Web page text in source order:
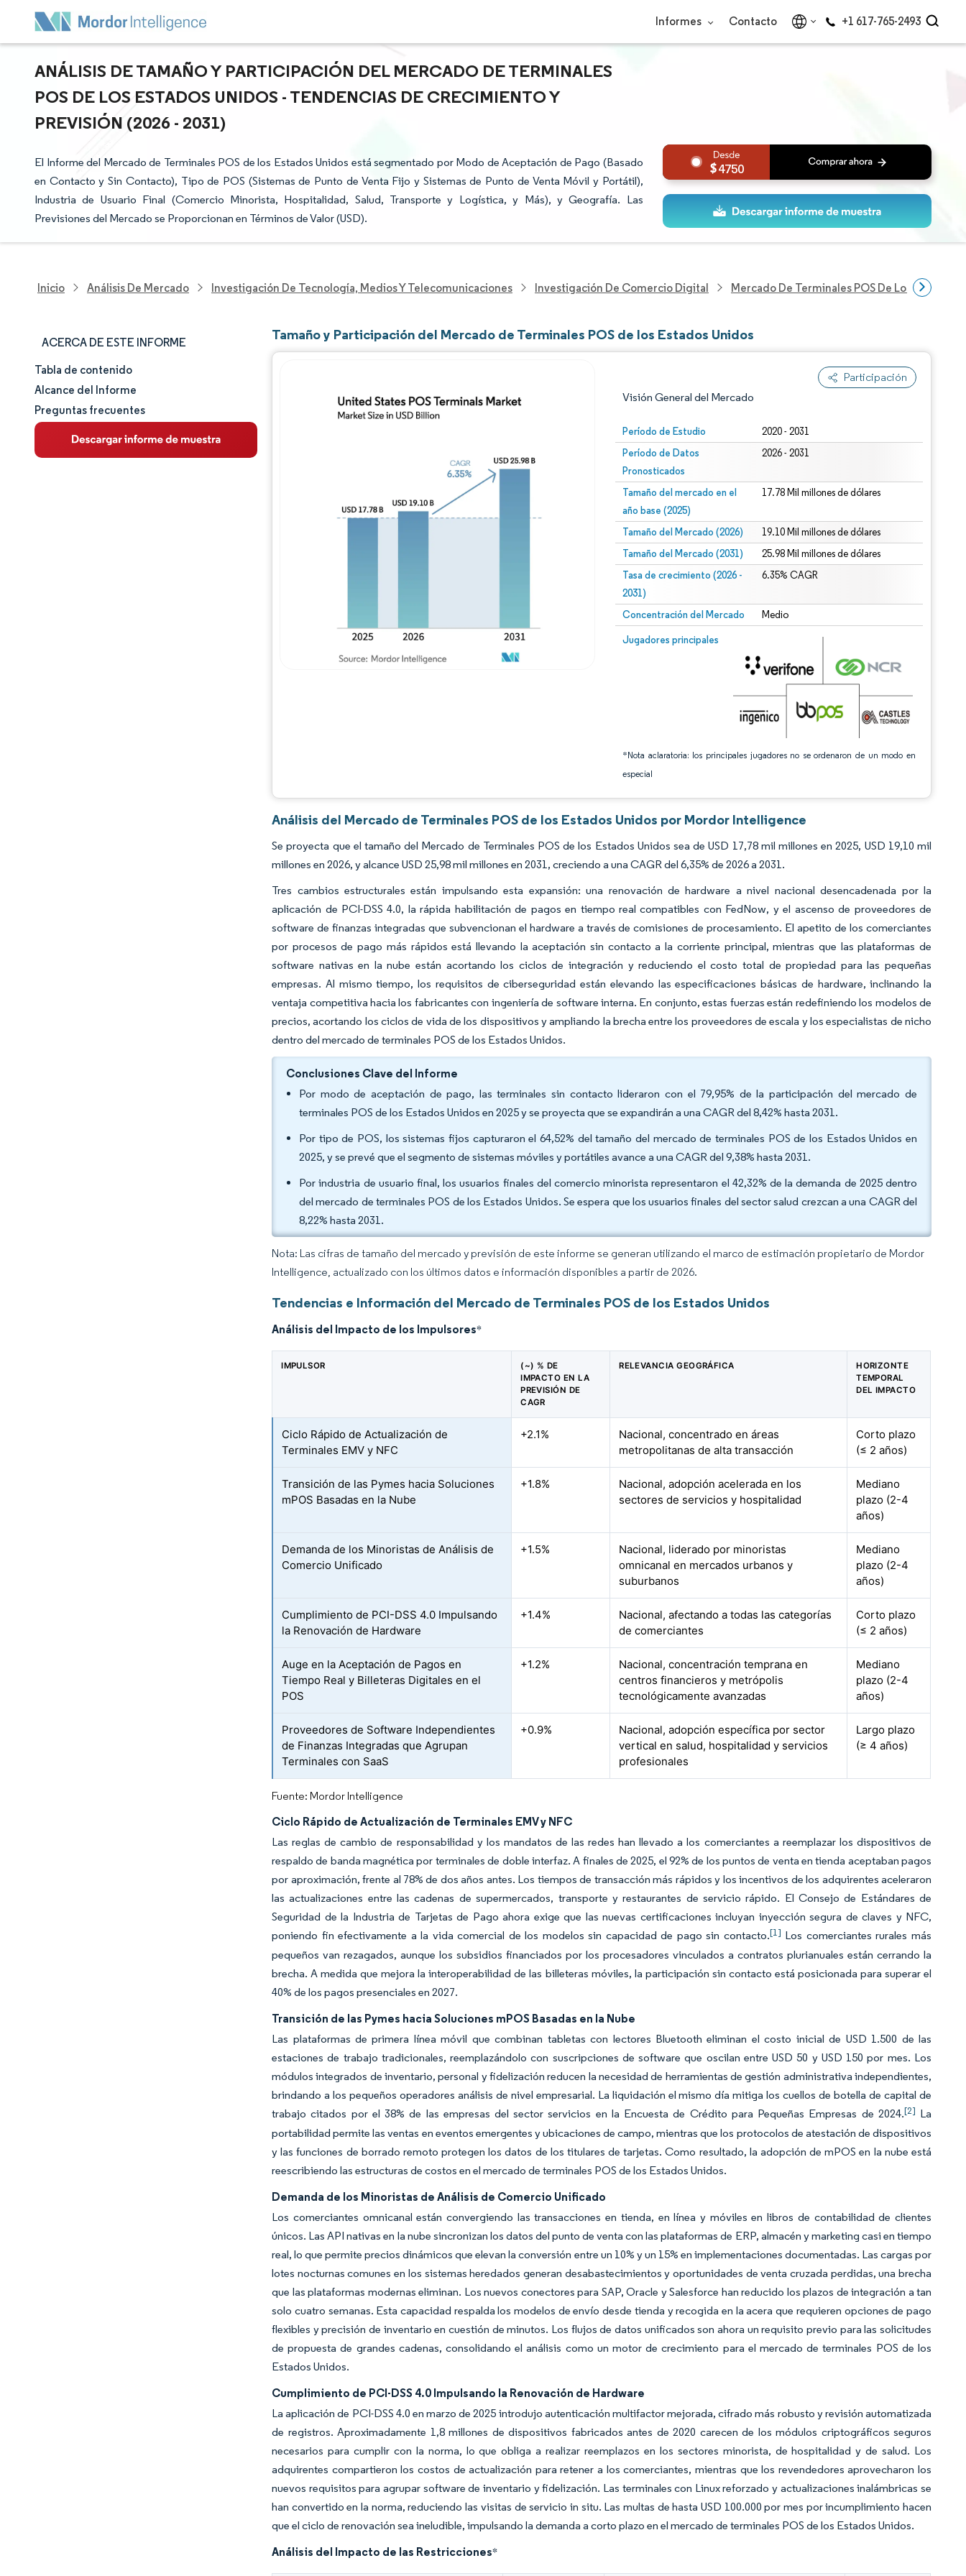
Informes Contacto +1 617-765-2493
ANÁLISIS DE TAMAÑO Y PARTICIPACIÓN DEL MERCADO DE TERMINALES
POS DE LOS ESTADOS UNIDOS - TENDENCIAS DE CRECIMIENTO Y
PREVISIÓN (2026 - 2031)
El Informe del Mercado de Terminales POS de los Estados Unidos está segmentado por Modo de Aceptación de Pago (Basado
en Contacto y Sin Contacto), Tipo de POS (Sistemas de Punto de Venta Fijo y Sistemas de Punto de Venta Móvil y Portátil),
Industria de Usuario Final (Comercio Minorista, Hospitalidad, Salud, Transporte y Logística, y Más), y Geografía. Las
Previsiones del Mercado se Proporcionan en Términos de Valor (USD).
4750
Inicio Análisis De Mercado Investigación De Tecnología, Medios Y Telecomunicaciones Investigación De Comercio Digital Mercado De Terminales POS De Los Estados
ACERCA DE ESTE INFORME
Tamaño y cuota de mercado
Análisis de mercado
Tendencias e ideas
Tabla de contenido
Alcance del Informe
Preguntas frecuentes
Tamaño y Participación del Mercado de Terminales POS de los Estados Unidos
Participación
Visión General del Mercado
Período de Estudio 2020 - 2031
Período de Datos
Pronosticados
2026 - 2031
Tamaño del mercado en el
año base (2025)
17.78 Mil millones de dólares
Tamaño del Mercado (2026) 19.10 Mil millones de dólares
Tamaño del Mercado (2031) 25.98 Mil millones de dólares
Tasa de crecimiento (2026 -
2031)
6.35% CAGR
Concentración del Mercado Medio
Jugadores principales
*Nota aclaratoria: los principales jugadores no se ordenaron de un modo en
especial
Imagen © Mordor Intelligence. El uso requiere atribución según CC BY 4.0.
Imagen © Mordor Intelligence. El uso requiere atribución según CC BY 4.0.
Análisis del Mercado de Terminales POS de los Estados Unidos por Mordor Intelligence
Se proyecta que el tamaño del Mercado de Terminales POS de los Estados Unidos sea de USD 17,78 mil millones en 2025, USD 19,10 mil
millones en 2026, y alcance USD 25,98 mil millones en 2031, creciendo a una CAGR del 6,35% de 2026 a 2031.
Tres cambios estructurales están impulsando esta expansión: una renovación de hardware a nivel nacional desencadenada por la
aplicación de PCI-DSS 4.0, la rápida habilitación de pagos en tiempo real compatibles con FedNow, y el ascenso de proveedores de
software de finanzas integradas que subvencionan el hardware a través de comisiones de procesamiento. El apetito de los comerciantes
por procesos de pago más rápidos está llevando la aceptación sin contacto a la corriente principal, mientras que las plataformas de
software nativas en la nube están acortando los ciclos de integración y reduciendo el costo total de propiedad para las pequeñas
empresas. Al mismo tiempo, los requisitos de ciberseguridad están elevando las especificaciones básicas de hardware, inclinando la
ventaja competitiva hacia los fabricantes con ingeniería de software interna. En conjunto, estas fuerzas están redefiniendo los modelos de
precios, acortando los ciclos de vida de los dispositivos y ampliando la brecha entre los proveedores de escala y los especialistas de nicho
dentro del mercado de terminales POS de los Estados Unidos.
Conclusiones Clave del Informe
Por modo de aceptación de pago, las terminales sin contacto lideraron con el 79,95% de la participación del mercado de
terminales POS de los Estados Unidos en 2025 y se proyecta que se expandirán a una CAGR del 8,42% hasta 2031.
Por tipo de POS, los sistemas fijos capturaron el 64,52% del tamaño del mercado de terminales POS de los Estados Unidos en
2025, y se prevé que el segmento de sistemas móviles y portátiles avance a una CAGR del 9,38% hasta 2031.
Por industria de usuario final, los usuarios finales del comercio minorista representaron el 42,32% de la demanda de 2025 dentro
del mercado de terminales POS de los Estados Unidos. Se espera que los usuarios finales del sector salud crezcan a una CAGR del
8,22% hasta 2031.
Nota: Las cifras de tamaño del mercado y previsión de este informe se generan utilizando el marco de estimación propietario de Mordor
Intelligence, actualizado con los últimos datos e información disponibles a partir de 2026.
Tendencias e Información del Mercado de Terminales POS de los Estados Unidos
Análisis del Impacto de los Impulsores*
IMPULSOR
(~) % DE
IMPACTO EN LA
PREVISIÓN DE
CAGR
RELEVANCIA GEOGRÁFICA
HORIZONTE
TEMPORAL
DEL IMPACTO
Ciclo Rápido de Actualización de
Terminales EMV y NFC
+2.1%
Nacional, concentrado en áreas
metropolitanas de alta transacción
Corto plazo
(≤ 2 años)
Transición de las Pymes hacia Soluciones
mPOS Basadas en la Nube
+1.8%
Nacional, adopción acelerada en los
sectores de servicios y hospitalidad
Mediano
plazo (2-4
años)
Demanda de los Minoristas de Análisis de
Comercio Unificado
+1.5%
Nacional, liderado por minoristas
omnicanal en mercados urbanos y
suburbanos
Mediano
plazo (2-4
años)
Cumplimiento de PCI-DSS 4.0 Impulsando
la Renovación de Hardware
+1.4%
Nacional, afectando a todas las categorías
de comerciantes
Corto plazo
(≤ 2 años)
Auge en la Aceptación de Pagos en
Tiempo Real y Billeteras Digitales en el
POS
+1.2%
Nacional, concentración temprana en
centros financieros y metrópolis
tecnológicamente avanzadas
Mediano
plazo (2-4
años)
Proveedores de Software Independientes
de Finanzas Integradas que Agrupan
Terminales con SaaS
+0.9%
Nacional, adopción específica por sector
vertical en salud, hospitalidad y servicios
profesionales
Largo plazo
(≥ 4 años)
Fuente: Mordor Intelligence
Ciclo Rápido de Actualización de Terminales EMV y NFC
Las reglas de cambio de responsabilidad y los mandatos de las redes han llevado a los comerciantes a reemplazar los dispositivos de
respaldo de banda magnética por terminales de doble interfaz. A finales de 2025, el 92% de los puntos de venta en tienda aceptaban pagos
por aproximación, frente al 78% de dos años antes. Los tiempos de transacción más rápidos y los incentivos de los adquirentes aceleraron
las actualizaciones entre las cadenas de supermercados, transporte y restaurantes de servicio rápido. El Consejo de Estándares de
Seguridad de la Industria de Tarjetas de Pago ahora exige que las nuevas certificaciones incluyan inyección segura de claves y NFC,
poniendo fin efectivamente a la vida comercial de los modelos sin capacidad de pago sin contacto.[1] Los comerciantes rurales más
pequeños van rezagados, aunque los subsidios financiados por los procesadores vinculados a contratos plurianuales están cerrando la
brecha. A medida que mejora la interoperabilidad de las billeteras móviles, la participación sin contacto está posicionada para superar el
40% de los pagos presenciales en 2027.
Transición de las Pymes hacia Soluciones mPOS Basadas en la Nube
Las plataformas de primera línea móvil que combinan tabletas con lectores Bluetooth eliminan el costo inicial de USD 1.500 de las
estaciones de trabajo tradicionales, reemplazándolo con suscripciones de software que oscilan entre USD 50 y USD 150 por mes. Los
módulos integrados de inventario, personal y fidelización reducen la necesidad de herramientas de gestión administrativa independientes,
brindando a los pequeños operadores análisis de nivel empresarial. La liquidación el mismo día mitiga los cuellos de botella de capital de
trabajo citados por el 38% de las empresas del sector servicios en la Encuesta de Crédito para Pequeñas Empresas de 2024.[2] La
portabilidad permite las ventas en eventos emergentes y ubicaciones de campo, mientras que los protocolos de atestación de dispositivos
y las funciones de borrado remoto protegen los datos de los titulares de tarjetas. Como resultado, la adopción de mPOS en la nube está
reescribiendo las estructuras de costos en el mercado de terminales POS de los Estados Unidos.
Demanda de los Minoristas de Análisis de Comercio Unificado
Los comerciantes omnicanal están convergiendo las transacciones en tienda, en línea y móviles en libros de contabilidad de clientes
únicos. Las API nativas en la nube sincronizan los datos del punto de venta con las plataformas de ERP, almacén y marketing casi en tiempo
real, lo que permite precios dinámicos que elevan la conversión entre un 10% y un 15% en implementaciones documentadas. Las cargas por
lotes nocturnas comunes en los sistemas heredados generan desabastecimientos y oportunidades de venta cruzada perdidas, una brecha
que las plataformas modernas eliminan. Los nuevos conectores para SAP, Oracle y Salesforce han reducido los plazos de integración a tan
solo cuatro semanas. Esta capacidad respalda los modelos de envío desde tienda y recogida en la acera que requieren opciones de pago
flexibles y precisión de inventario en cuestión de minutos. Los flujos de datos unificados son ahora un requisito previo para las solicitudes
de propuesta de grandes cadenas, consolidando el análisis como un motor de crecimiento para el mercado de terminales POS de los
Estados Unidos.
Cumplimiento de PCI-DSS 4.0 Impulsando la Renovación de Hardware
La aplicación de PCI-DSS 4.0 en marzo de 2025 introdujo autenticación multifactor mejorada, cifrado más robusto y revisión automatizada
de registros. Aproximadamente 1,8 millones de dispositivos fabricados antes de 2020 carecen de los módulos criptográficos seguros
necesarios para cumplir con la norma, lo que obliga a realizar reemplazos en los sectores minorista, de hospitalidad y de salud. Los
adquirentes compartieron los costos de actualización para retener a los comerciantes, mientras que los revendedores aprovecharon los
nuevos requisitos para agrupar software de inventario y fidelización. Las terminales con Linux reforzado y actualizaciones inalámbricas se
han convertido en la norma, reduciendo las visitas de servicio in situ. Las multas de hasta USD 100.000 por mes por incumplimiento hacen
que el ciclo de renovación sea ineludible, impulsando la demanda a corto plazo en el mercado de terminales POS de los Estados Unidos.
Análisis del Impacto de las Restricciones*